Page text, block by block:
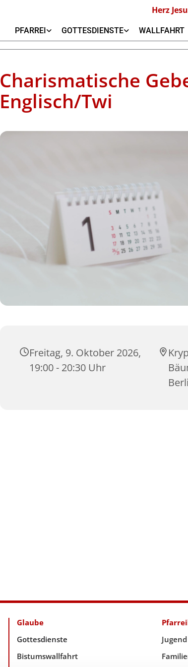
Herz Jesu
PFARREI GOTTESDIENSTE WALLFAHRT
Charismatische
Englisch/Twi
Freitag, 9. Oktober 2026,
19:00 - 20:30 Uhr
Glaube
Gottesdienste
Bistumswallfahrt
Jugend